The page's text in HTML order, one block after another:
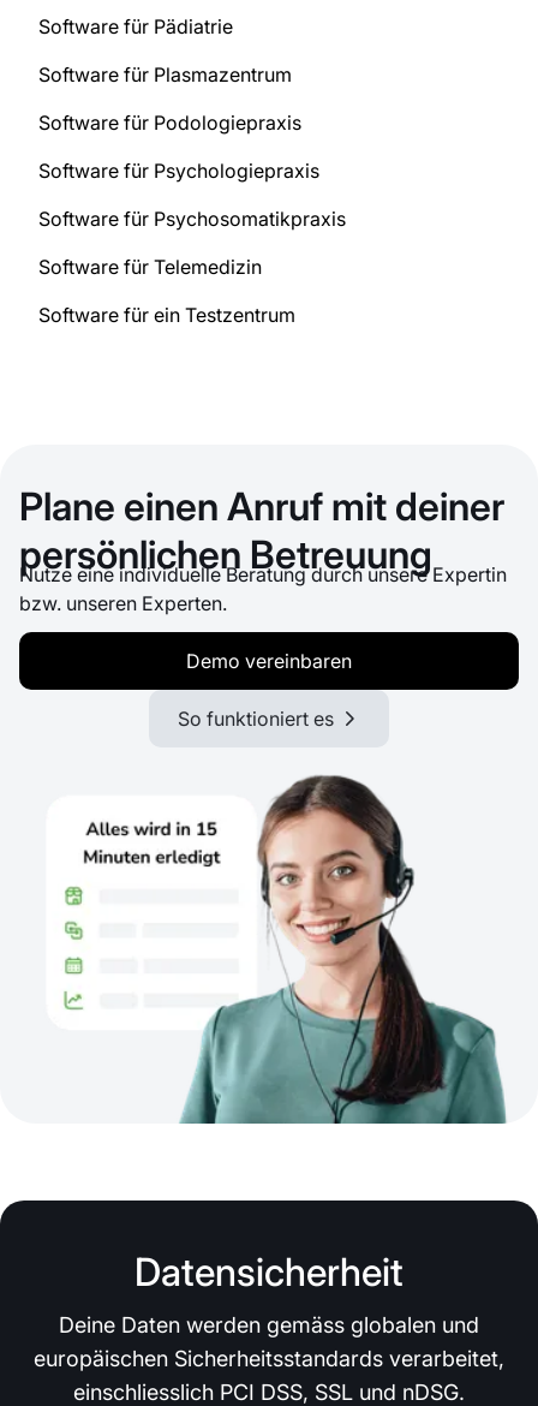
Software für Pädiatrie
Software für Plasmazentrum
Software für Podologiepraxis
Software für Psychologiepraxis
Software für Psychosomatikpraxis
Software für Telemedizin
Software für ein Testzentrum
Plane einen Anruf mit deiner
persönlichen Betreuung
Nutze eine individuelle Beratung durch unsere Expertin
bzw. unseren Experten.
Demo vereinbaren
So funktioniert es
Datensicherheit
Deine Daten werden gemäss globalen und
europäischen Sicherheitsstandards verarbeitet,
einschliesslich PCI DSS, SSL und nDSG.